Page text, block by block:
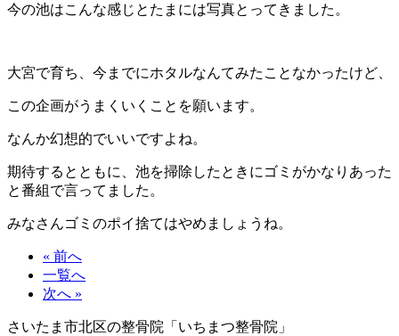
今の池はこんな感じとたまには写真とってきました。
大宮で育ち、今までにホタルなんてみたことなかったけど、
この企画がうまくいくことを願います。
なんか幻想的でいいですよね。
期待するとともに、池を掃除したときにゴミがかなりあった
と番組で言ってました。
みなさんゴミのポイ捨てはやめましょうね。
« 前へ
一覧へ
次へ »
さいたま市北区の整骨院「いちまつ整骨院」